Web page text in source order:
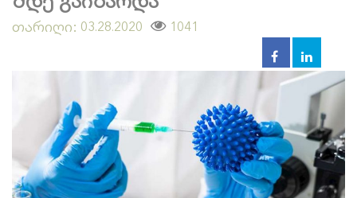
თარიღი: 03.28.2020 1041